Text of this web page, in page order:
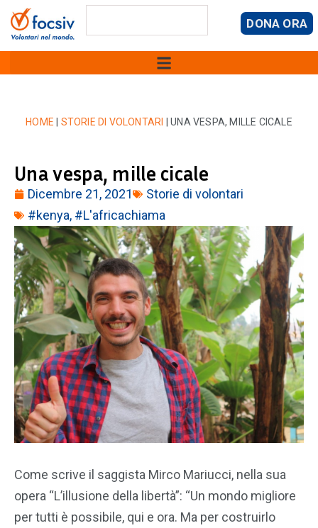
DONA ORA
HOME STORIE DI VOLONTARI |UNA VESPA, MILLE CICALE
Una vespa, mille cicale
Dicembre 21, 2021
Storie di volontari
#kenya, #L'africachiama
Come scrive il saggista Mirco Mariucci, nella sua
opera “L’illusione della libertà”: “Un mondo migliore
per tutti è possibile, qui e ora. Ma per costruirlo